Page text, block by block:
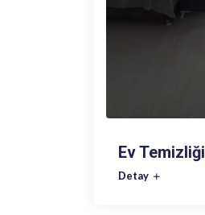
Ev Temizliği
Detay